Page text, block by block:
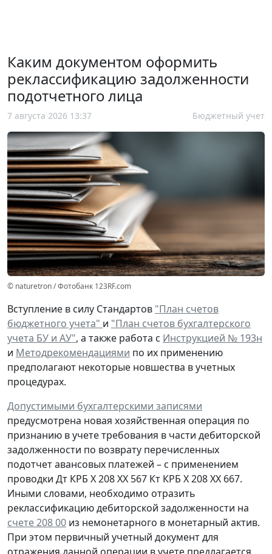
Каким документом оформить
реклассификацию задолженности
подотчетного лица
7 августа 2026 13:37 Бюджетный учет
© naturetron / Фотобанк 123RF.com
Вступление в силу Стандартов "План счетов
бюджетного учета" и "План счетов бухгалтерского
учета БУ и АУ", а также работа с Инструкцией № 193н
и Методрекомендациями по их применению
предполагают некоторые новшества в учетных
процедурах.
Допустимыми бухгалтерскими записями
предусмотрена новая хозяйственная операция по
признанию в учететребования в части дебиторской
задолженности по возврату перечисленных
подотчет авансовых платежей – с применением
проводки Дт КРБ Х 208 ХХ 567 Кт КРБ Х 208 ХХ 667.
Иными словами, необходимо отразить
реклассификацию дебиторской задолженности на
счете 208 00 из немонетарного в монетарный актив.
При этом первичный учетный документ для